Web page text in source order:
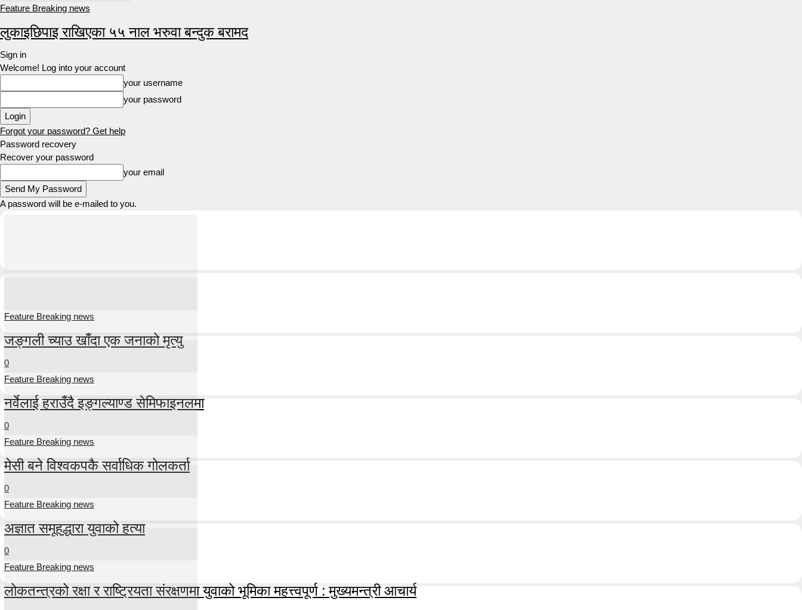
Feature Breaking news
लुकाइछिपाइ राखिएका ५५ नाल भरुवा बन्दुक बरामद
Sign in
Welcome! Log into your account
your username
your password
Forgot your password? Get help
Password recovery
Recover your password
your email
A password will be e-mailed to you.
Feature Breaking news
जङ्गली च्याउ खाँदा एक जनाको मृत्यु
0
Feature Breaking news
नर्वेलाई हराउँदै इङ्गल्याण्ड सेमिफाइनलमा
0
Feature Breaking news
मेसी बने विश्वकपकै सर्वाधिक गोलकर्ता
0
Feature Breaking news
अज्ञात समूहद्धारा युवाको हत्या
0
Feature Breaking news
लोकतन्त्रको रक्षा र राष्ट्रियता संरक्षणमा युवाको भूमिका महत्त्वपूर्ण : मुख्यमन्त्री आचार्य